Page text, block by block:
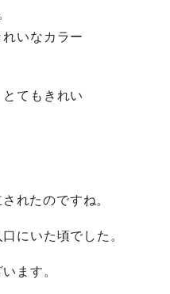
いなカラー
てもきれい
れたのですね。
にいた頃でした。
ます。